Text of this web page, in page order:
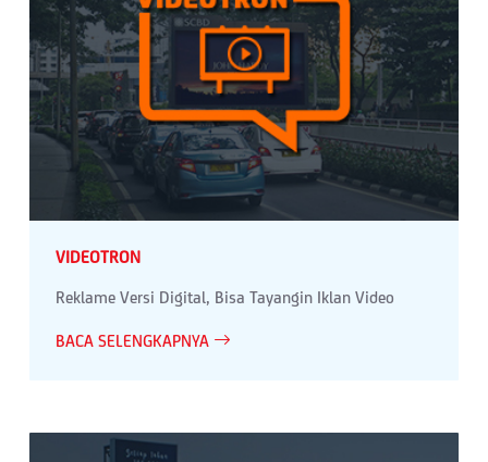
VIDEOTRON
Reklame Versi Digital, Bisa Tayangin Iklan Video
BACA SELENGKAPNYA